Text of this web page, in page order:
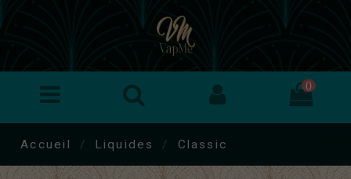
0
Accueil Liquides Classic